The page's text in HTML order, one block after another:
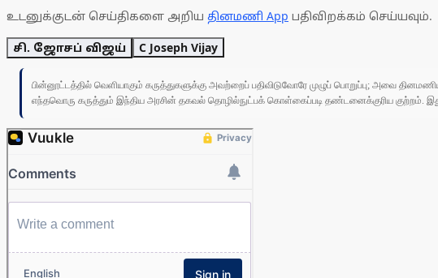
உடனுக்குடன் செய்திகளை அறிய தினமணி App பதிவிறக்கம் செய்யவும்.
சி. ஜோசப் விஜய் C Joseph Vijay
பின்னூட்டத்தில் வெளியாகும் கருத்துகளுக்கு அவற்றைப் பதிவிடுவோரே முழுப் பொறுப்பு; அவை
எந்தவொரு கருத்தும் இந்திய அரசின் தகவல் தொழில்நுட்பக் கொள்கைப்படி தண்டனைக்குரிய குற்றம்.